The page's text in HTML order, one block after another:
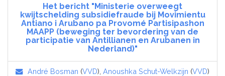
Het bericht "Ministerie overweegt
kwijtschelding subsidiefraude bij Movimientu
Antiano i Arubano pa Provomé Partisipashon
MAAPP (beweging ter bevordering van de
participatie van Antillianen en Arubanen in
Nederland)"
André Bosman (VVD), Anoushka Schut-Welkzijn (VVD)